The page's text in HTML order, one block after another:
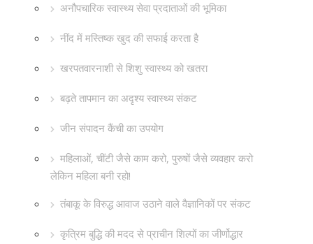
अनौपचारिक स्वास्थ्य सेवा प्रदाताओं की भूमिका
नींद में मस्तिष्क खुद की सफाई करता है
खरपतवारनाशी से शिशु स्वास्थ्य को खतरा
बढ़ते तापमान का अदृश्य स्वास्थ्य संकट
जीन संपादन कैंची का उपयोग
महिलाओं, चींटी जैसे काम करो, पुरुषों जैसे व्यवहार करो
लेकिन महिला बनी रहो!
तंबाकू के विरुद्ध आवाज उठाने वाले वैज्ञानिकों पर संकट
कृत्रिम बुद्धि की मदद से प्राचीन शिल्पों का जीर्णोद्धार